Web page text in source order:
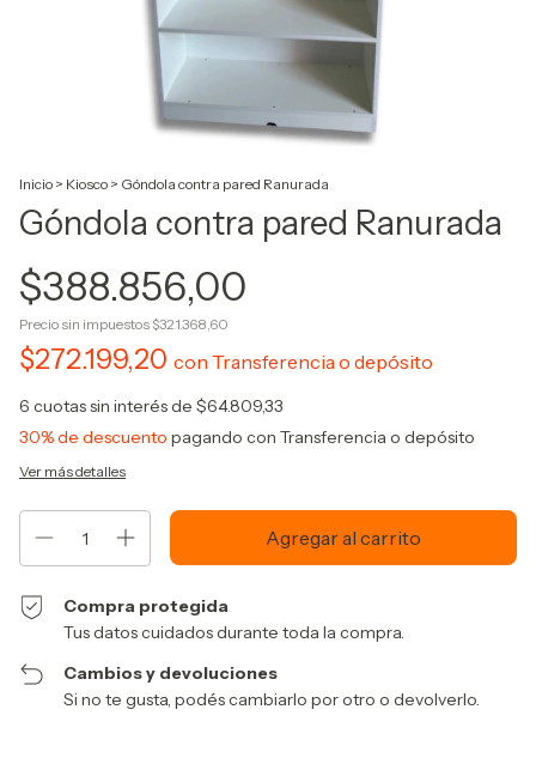
Inicio > Kiosco > Góndola contra pared Ranurada
Góndola contra pared Ranurada
$388.856,00
Precio sin impuestos $321.368,60
$272.199,20 con Transferencia o depósito
6 cuotas sin interés de $64.809,33
30% de descuento pagando con Transferencia o depósito
Ver más detalles
Compra protegida
Tus datos cuidados durante toda la compra.
Cambios y devoluciones
Si no te gusta, podés cambiarlo por otro o devolverlo.